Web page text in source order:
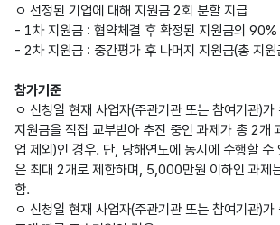
ㅇ 선정된 기업에 대해 지원금 2회 분할 지급
- 1차 지원금 : 협약체결 후 확정된 지원금의 90%
- 2차 지원금 : 중간평가 후 나머지 지원금(총 지
참가기준
ㅇ 신청일 현재 사업자(주관기관 또는 참여기관)가
지원금을 직접 교부받아 추진 중인 과제가 총 2개
업 제외)인 경우. 단, 당해연도에 동시에 수행할 수
은 최대 2개로 제한하며, 5,000만원 이하인 과제
함.
ㅇ 신청일 현재 사업자(주관기관 또는 참여기관)